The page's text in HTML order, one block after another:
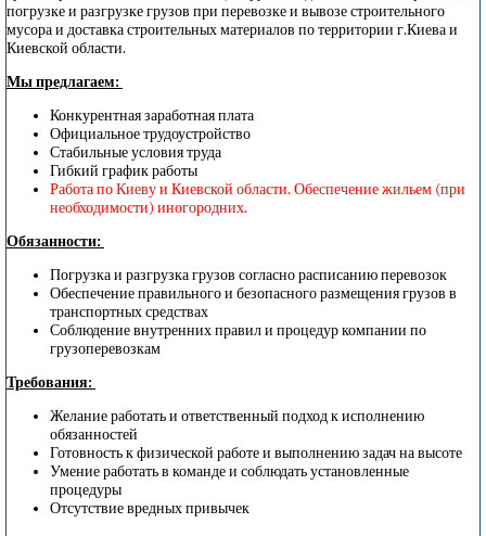
погрузке и разгрузке грузов при перевозке и вывозе строительного
мусора и доставка строительных материалов по территории г.Киева и
Киевской области.
Мы предлагаем:
Конкурентная заработная плата
Официальное трудоустройство
Стабильные условия труда
Гибкий график работы
Работа по Киеву и Киевской области. Обеспечение жильем (при
необходимости) иногородних.
Обязанности:
Погрузка и разгрузка грузов согласно расписанию перевозок
Обеспечение правильного и безопасного размещения грузов в
транспортных средствах
Соблюдение внутренних правил и процедур компании по
грузоперевозкам
Требования:
Желание работать и ответственный подход к исполнению
обязанностей
Готовность к физической работе и выполнению задач на высоте
Умение работать в команде и соблюдать установленные
процедуры
Отсутствие вредных привычек